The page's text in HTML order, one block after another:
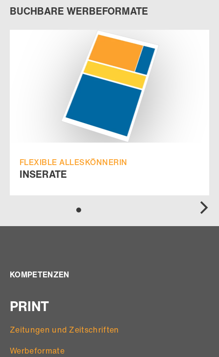
BUCHBARE WERBEFORMATE
FLEXIBLE ALLESKÖNNERIN
INSERATE
KOMPETENZEN
PRINT
Zeitungen und Zeitschriften
Werbeformate